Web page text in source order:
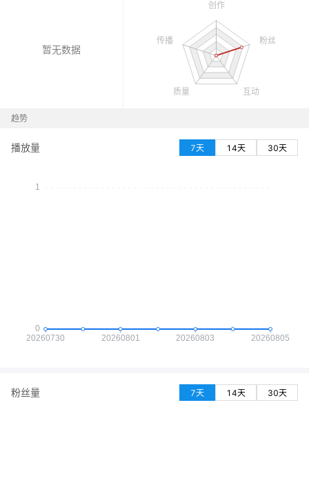
暂无数据
趋势
播放量 7天 14天 30天
粉丝量 7天 14天 30天